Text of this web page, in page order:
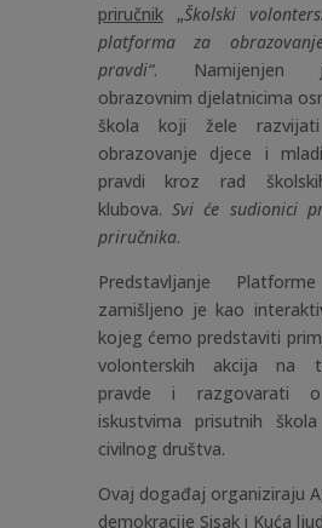
priručnik„Školski
platforma za
pravdi“. Namijenjen
obrazovnim djelatnicima
škola koji žele
obrazovanje djece i
pravdi kroz rad
klubova. Svi će sudionici
priručnika.
Predstavljanje
zamišljeno je kao
kojeg ćemo predstaviti
volonterskih akcija na
pravde i razgovarati
iskustvima prisutnih
civilnog društva.
Ovaj događaj organiziraju
demokracije Sisak i Kuća